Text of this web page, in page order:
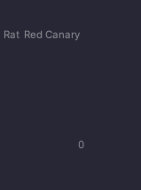
Rat Red Canary
0